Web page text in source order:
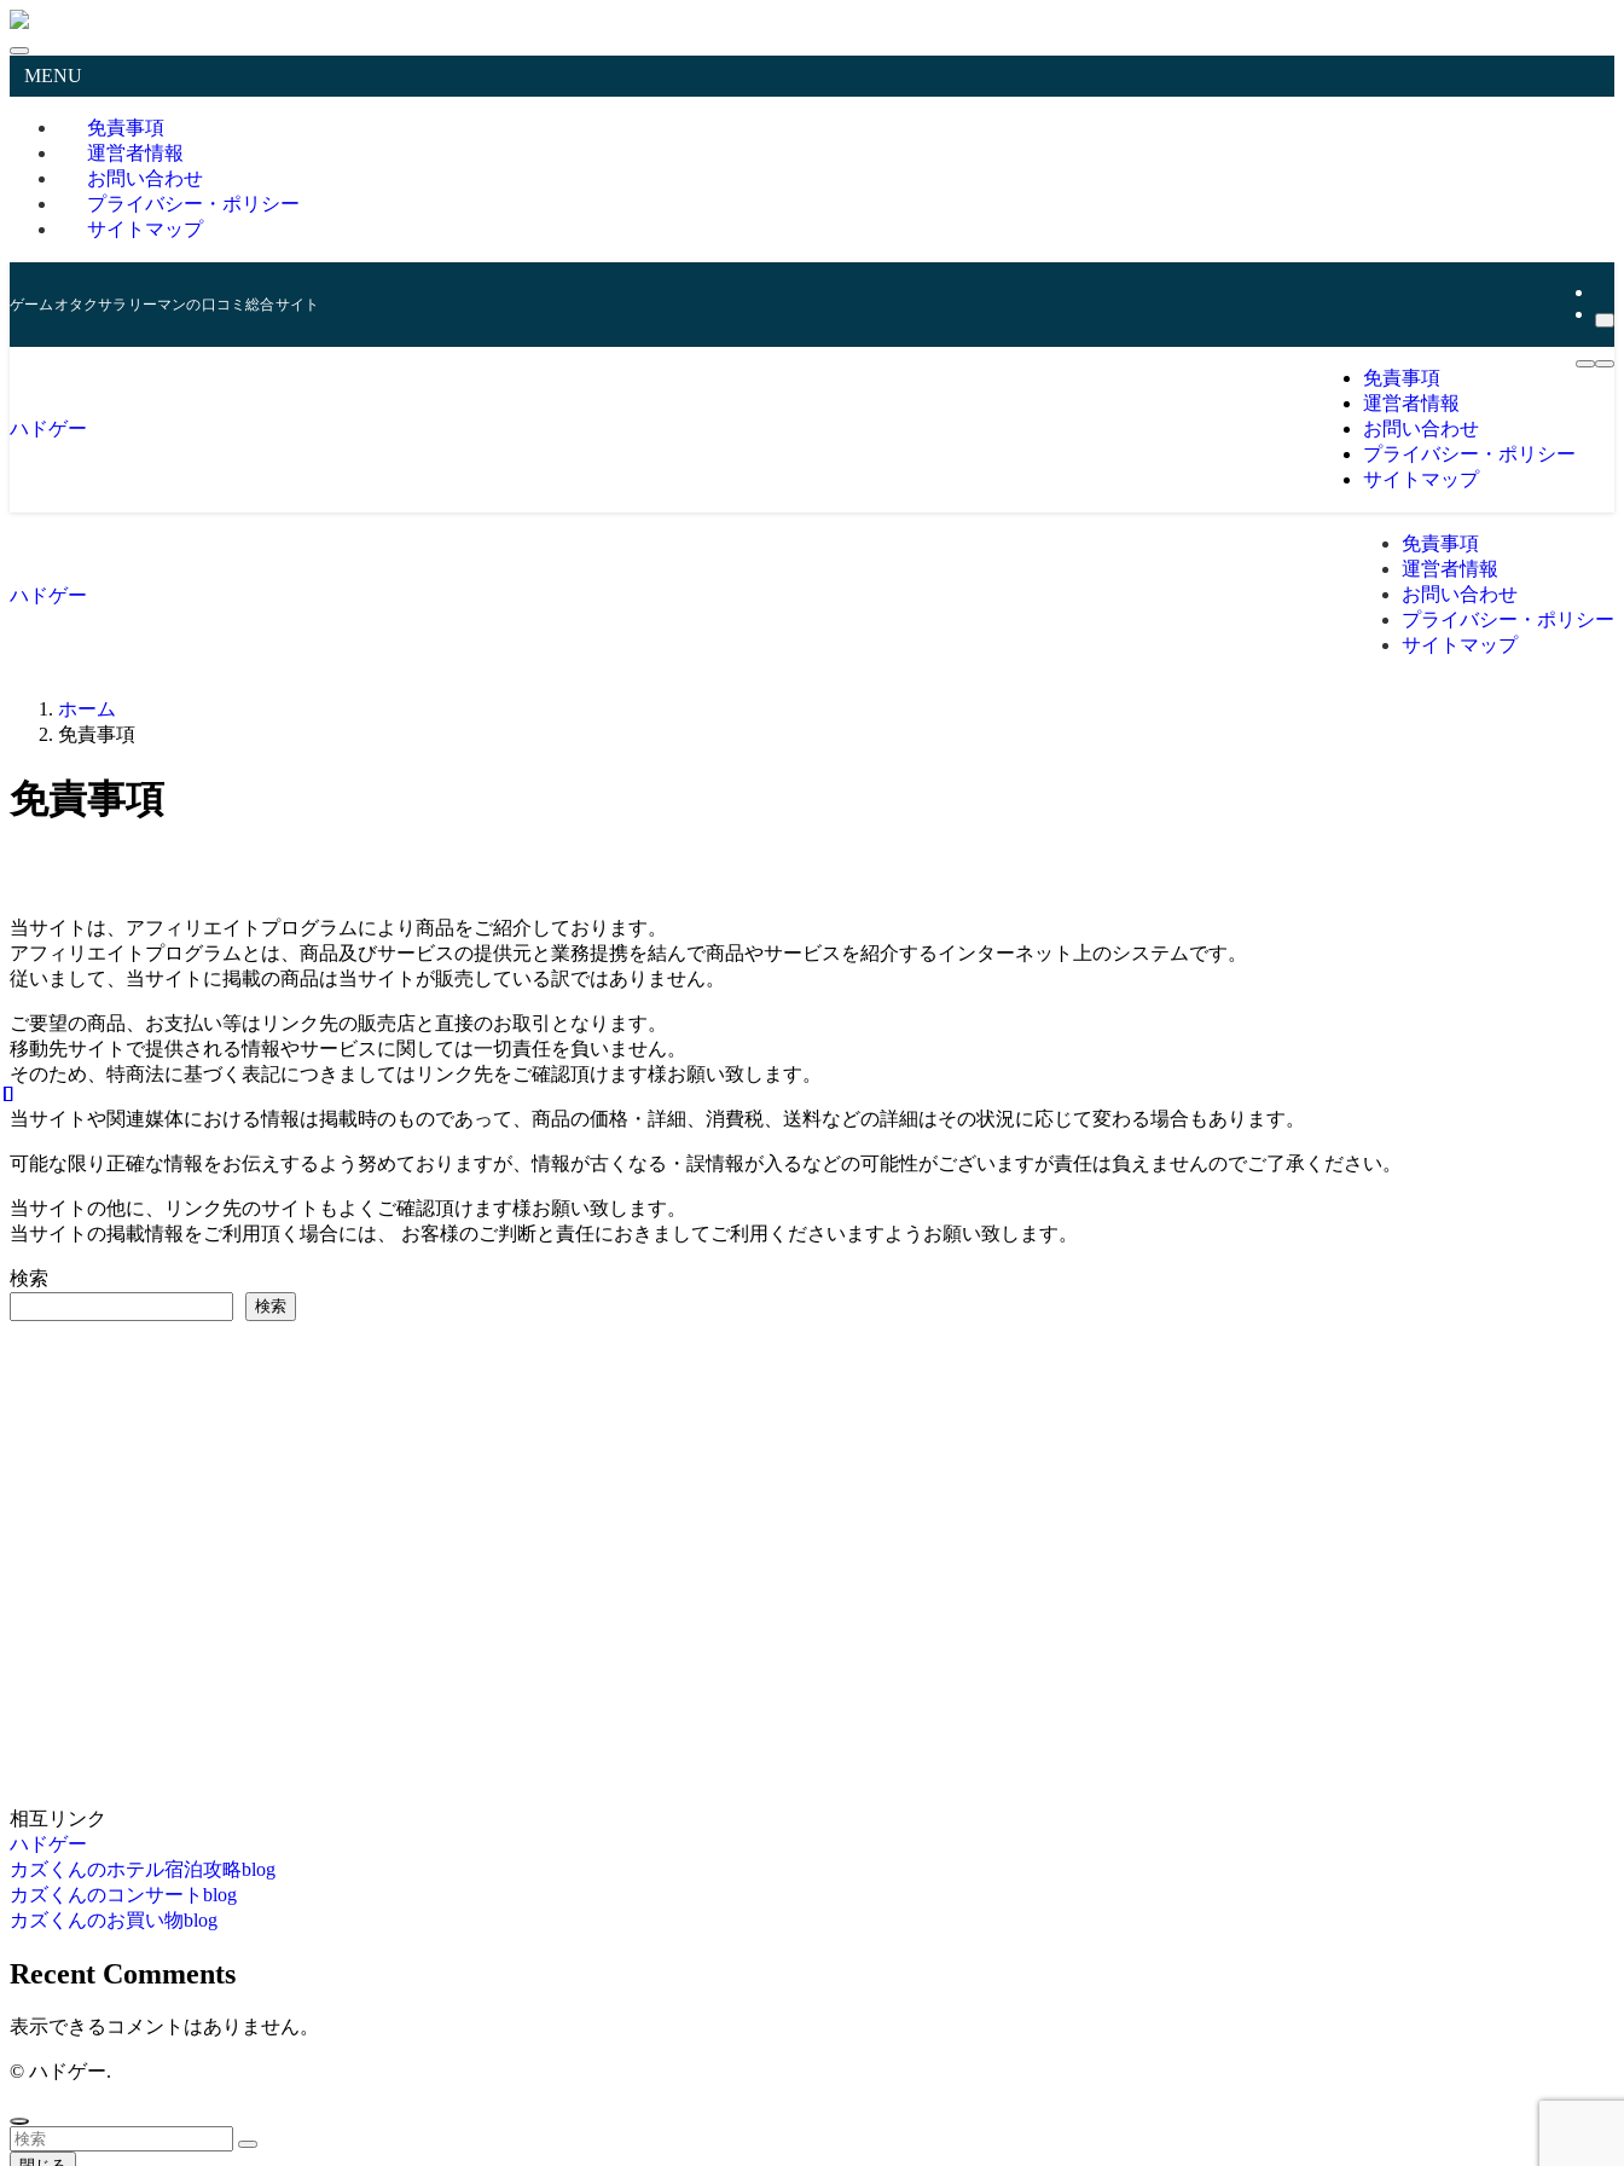
MENU
免責事項
運営者情報
お問い合わせ
プライバシー・ポリシー
サイトマップ
ゲームオタクサラリーマンの口コミ総合サイト
ハドゲー
免責事項
運営者情報
お問い合わせ
プライバシー・ポリシー
サイトマップ
ハドゲー
免責事項
運営者情報
お問い合わせ
プライバシー・ポリシー
サイトマップ
ホーム
免責事項
免責事項
当サイトは、アフィリエイトプログラムにより商品をご紹介しております。
アフィリエイトプログラムとは、商品及びサービスの提供元と業務提携を結んで商品やサービスを紹介するインターネット上のシステムです。
従いまして、当サイトに掲載の商品は当サイトが販売している訳ではありません。
ご要望の商品、お支払い等はリンク先の販売店と直接のお取引となります。
移動先サイトで提供される情報やサービスに関しては一切責任を負いません。
そのため、特商法に基づく表記につきましてはリンク先をご確認頂けます様お願い致します。
当サイトや関連媒体における情報は掲載時のものであって、商品の価格・詳細、消費税、送料などの詳細はその状況に応じて変わる場合もあります。
可能な限り正確な情報をお伝えするよう努めておりますが、情報が古くなる・誤情報が入るなどの可能性がございますが責任は負えませんのでご了承ください。
当サイトの他に、リンク先のサイトもよくご確認頂けます様お願い致します。
当サイトの掲載情報をご利用頂く場合には、 お客様のご判断と責任におきましてご利用くださいますようお願い致します。
検索
検索
相互リンク
ハドゲー
カズくんのホテル宿泊攻略blog
カズくんのコンサートblog
カズくんのお買い物blog
Recent Comments
表示できるコメントはありません。
© ハドゲー.